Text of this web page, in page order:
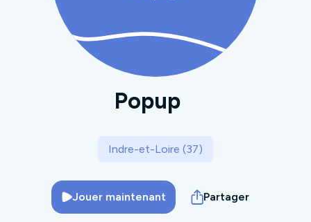
Popup
Indre-et-Loire (37)
Jouer maintenant Partager